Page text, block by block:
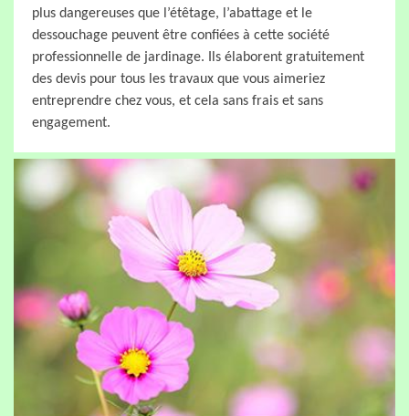
plus dangereuses que l’étêtage, l’abattage et le
dessouchage peuvent être confiées à cette société
professionnelle de jardinage. Ils élaborent gratuitement
des devis pour tous les travaux que vous aimeriez
entreprendre chez vous, et cela sans frais et sans
engagement.